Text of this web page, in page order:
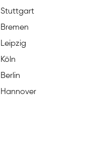
Stuttgart
Bremen
Leipzig
Köln
Berlin
Hannover